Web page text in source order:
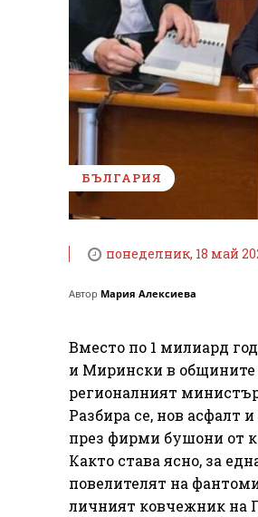
БЪЛГАРИЯ
понеделник, 18 май
Автор Мария Алексиева
Вместо по 1 милиард
и Мирински в общините
регионалният
Разбира се, нов асфалт
през фирми бушони от
Както става ясно, за
повелителят на
личният ковчежник на